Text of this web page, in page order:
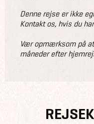
Denne rejse er ikke
Kontakt os, hvis du
Vær opmærksom på
måneder efter